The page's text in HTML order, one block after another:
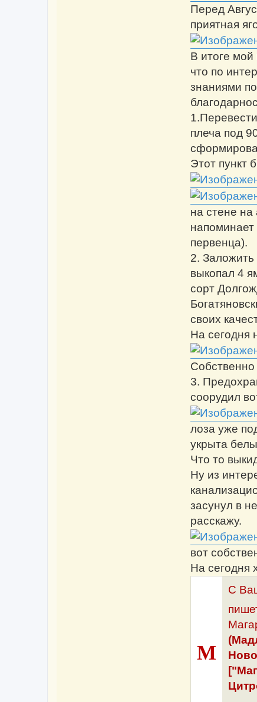
Перед
приятная
В итоге мой
что по
знаниями
плеча под
Этот пункт
на стене на
напоминает
первенца).
2. Заложить
выкопал 4
сорт
своих
На сегодня
Собственно
3.
соорудил
лоза уже
укрыта
Что то
Ну из
засунул в
расскажу.
вот
На сегодня
M
С